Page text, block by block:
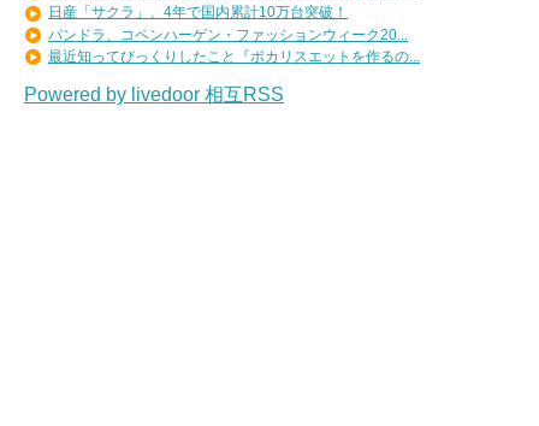
日産「サクラ」、4年で国内累計10万台突破！
パンドラ、コペンハーゲン・ファッションウィーク20...
最近知ってびっくりしたこと『ポカリスエットを作るの...
Powered by livedoor 相互RSS